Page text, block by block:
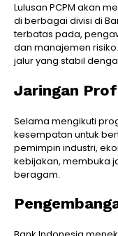
Lulusan PCPM akan
di berbagai divisi di
terbatas pada,
dan manajemen
jalur yang stabil
Jaringan
Selama mengikuti
kesempatan untuk
pemimpin industri,
kebijakan, membuka
beragam.